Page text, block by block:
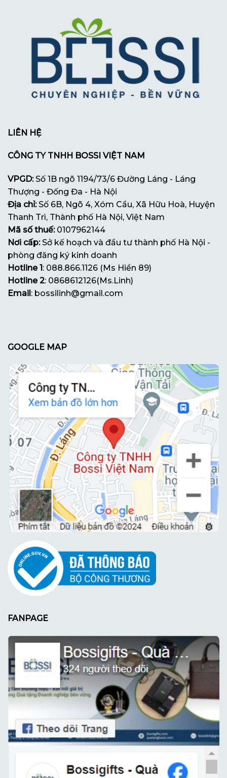
LIÊN HỆ
CÔNG TY TNHH BOSSI VIỆT NAM
VPGD:Số 1B ngõ 1194/73/6 Đường Láng - Láng
Thượng - Đống Đa - Hà Nội
Địa chỉ:Số 6B, Ngõ 4, Xóm Cầu, Xã Hữu Hoà, Huyện
Thanh Trì, Thành phố Hà Nội, Việt Nam
Mã số thuế:0107962144
Nơi cấp:Sở kế hoạch và đầu tư thành phố Hà Nội -
phòng đăng ký kinh doanh
Hotline 1 : 088.866.1126 (Ms Hiền 89)
Hotline 2: 0868612126(Ms.Linh)
Email : bossilinh@gmail.com
GOOGLE MAP
FANPAGE